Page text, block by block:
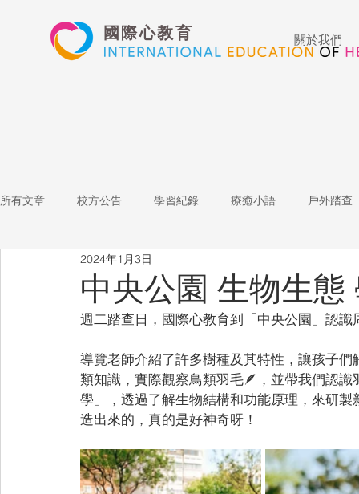
國際心教育 關於我們
所有文章 校方公告 學習紀錄 療癒小語 戶外踏查
表演藝術
心文藝競賽 國際教育 Star of the Week 教師增能
中央公園 生物生態
2024年1月3日
週二踏查日，國際心教育到「中央公園」認識
導覽老師介紹了許多樹種及其特性，讓孩子
類知識，實際觀察鳥類羽毛🪶，並帶我們認
學」，透過了解生物結構和功能原理，來研
造出來的，真的是好神奇呀！